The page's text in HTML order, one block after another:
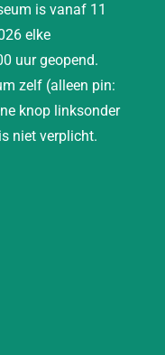
is vanaf 11
elke
uur geopend.
zelf (alleen pin:
knop linksonder
niet verplicht.